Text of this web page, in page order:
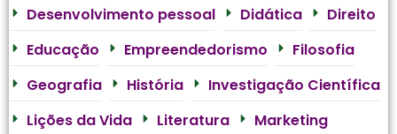
Desenvolvimento pessoal
Didática
Direito
Educação
Empreendedorismo
Filosofia
Geografia
História
Investigação Científica
Lições da Vida
Literatura
Marketing